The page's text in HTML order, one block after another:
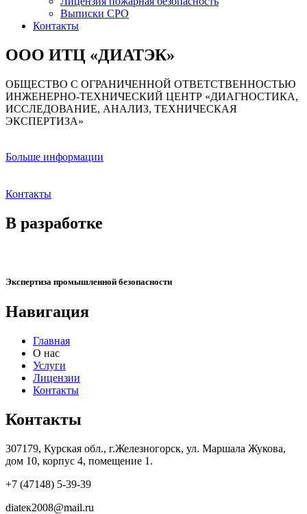
Выписки СРО
Контакты
ООО ИТЦ «ДИАТЭК»
ОБЩЕСТВО С ОГРАНИЧЕННОЙ ОТВЕТСТВЕННОСТЬЮ
ИНЖЕНЕРНО-ТЕХНИЧЕСКИЙ ЦЕНТР «ДИАГНОСТИКА,
ИССЛЕДОВАНИЕ, АНАЛИЗ, ТЕХНИЧЕСКАЯ
ЭКСПЕРТИЗА»
Больше информации
Контакты
В разработке
Экспертиза промышленной безопасности
Навигация
Главная
О нас
Услуги
Лицензии
Контакты
Контакты
307179, Курская обл., г.Железногорск, ул. Маршала Жукова,
дом 10, корпус 4, помещение 1.
+7 (47148) 5-39-39
diаtек2008@mail.ru